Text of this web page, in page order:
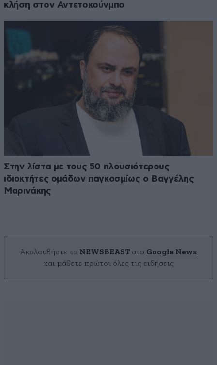
κλήση στον Αντετοκούνμπο
Στην λίστα με τους 50 πλουσιότερους
ιδιοκτήτες ομάδων παγκοσμίως ο Βαγγέλης
Μαρινάκης
Ακολουθήστε το NEWSBEAST στο Google News
και μάθετε πρώτοι όλες τις ειδήσεις